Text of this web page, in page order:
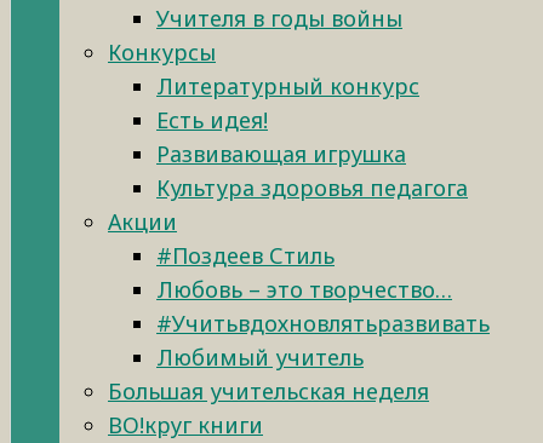
Учителя в годы войны
Конкурсы
Литературный конкурс
Есть идея!
Развивающая игрушка
Культура здоровья педагога
Акции
#Поздеев Стиль
Любовь – это творчество…
#Учитьвдохновлятьразвивать
Любимый учитель
Большая учительская неделя
ВО!круг книги